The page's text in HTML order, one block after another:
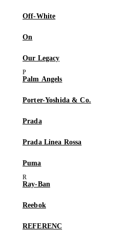
Off-White
On
Our Legacy
Palm Angels
Porter-Yoshida & Co.
Prada
Prada Linea Rossa
Puma
Ray-Ban
Reebok
REFERENC